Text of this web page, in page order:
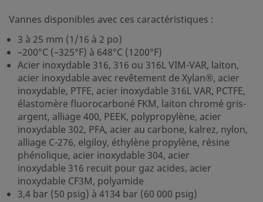
Vannes disponibles avec ces caractéristiques :
3 à 25 mm (1/16 à 2 po)
–200°C (–325°F) à 648°C (1200°F)
Acier inoxydable 316, 316 ou 316L VIM-VAR, laiton,
acier inoxydable avec revêtement de Xylan®, acier
inoxydable, PTFE, acier inoxydable 316L VAR, PCTFE,
élastomère fluorocarboné FKM, laiton chromé gris-
argent, alliage 400, PEEK, polypropylène, acier
inoxydable 302, PFA, acier au carbone, kalrez, nylon,
alliage C-276, elgiloy, éthylène propylène, résine
phénolique, acier inoxydable 304, acier
inoxydable 316 recuit pour gaz acides, acier
inoxydable CF3M, polyamide
3,4 bar (50 psig) à 4134 bar (60 000 psig)